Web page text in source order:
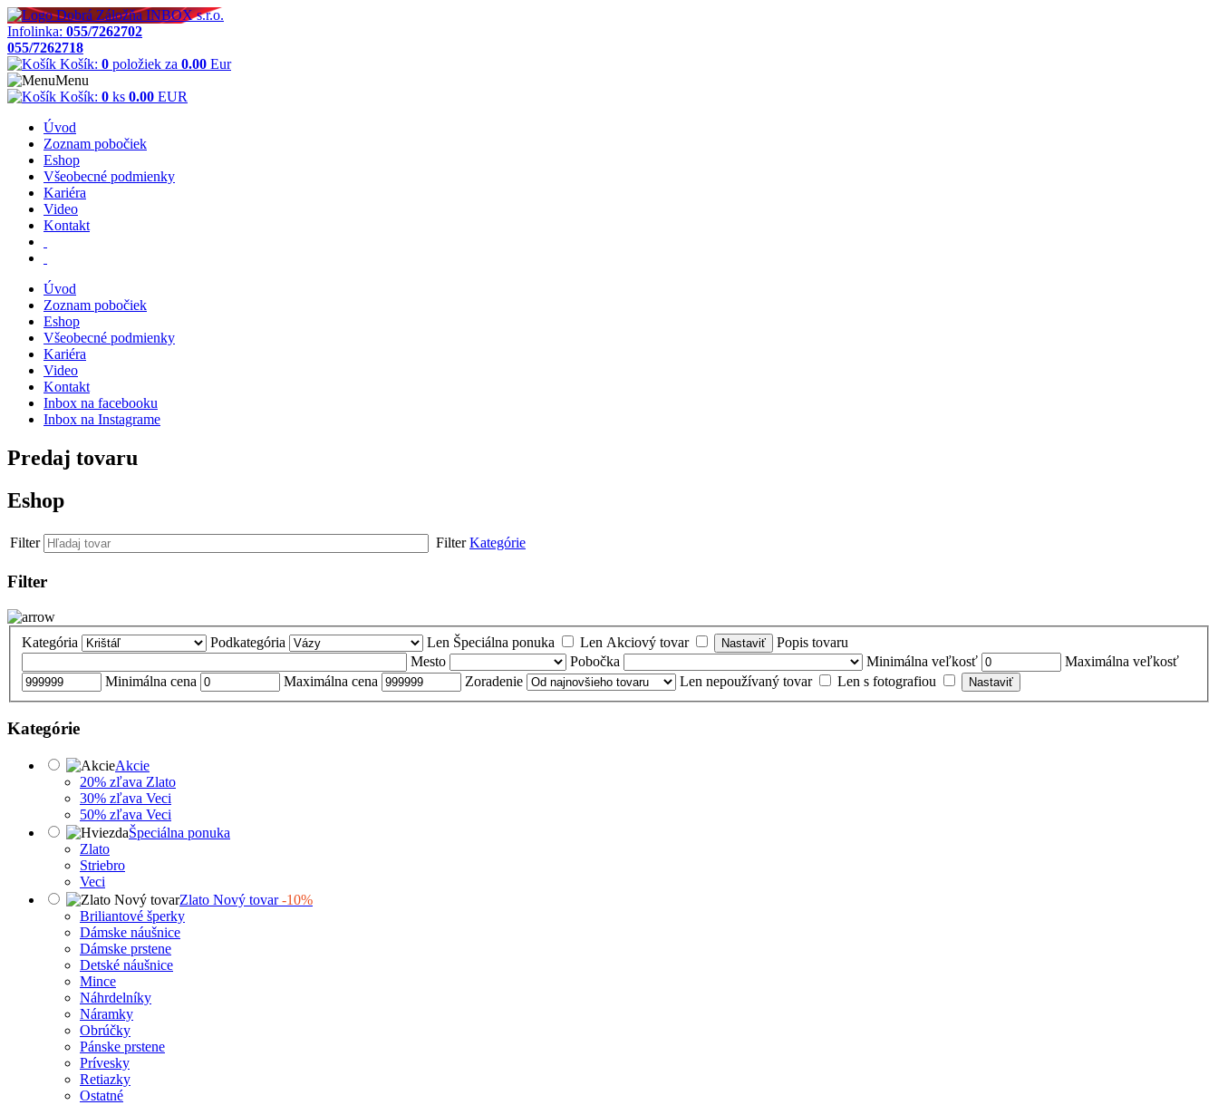
Infolinka: 055/7262702
055/7262718
Košík: 0 položiek za 0.00 Eur
Menu
Košík: 0 ks 0.00 EUR
Úvod
Zoznam pobočiek
Eshop
Všeobecné podmienky
Kariéra
Video
Kontakt
Úvod
Zoznam pobočiek
Eshop
Všeobecné podmienky
Kariéra
Video
Kontakt
Inbox na facebooku
Inbox na Instagrame
Predaj tovaru
Eshop
Filter Filter Kategórie
Filter
Kategória Podkategória Len Špeciálna ponuka Len Akciový tovar
Popis tovaru
Mesto
Pobočka Minimálna veľkosť
Maximálna veľkosť
Minimálna cena
Maximálna cena Zoradenie Len nepoužívaný tovar Len s fotografiou
Kategórie
Akcie
20% zľava Zlato
30% zľava Veci
50% zľava Veci
Špeciálna ponuka
Zlato
Striebro
Veci
Zlato Nový tovar-10%
Briliantové šperky
Dámske náušnice
Dámske prstene
Detské náušnice
Mince
Náhrdelníky
Náramky
Obrúčky
Pánske prstene
Prívesky
Retiazky
Ostatné